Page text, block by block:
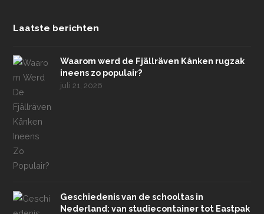
Laatste berichten
Waarom werd de Fjällräven Kånken rugzak
ineens zo populair?
juli 21, 2026
Geschiedenis van de schooltas in
Nederland: van studiecontainer tot Eastpak